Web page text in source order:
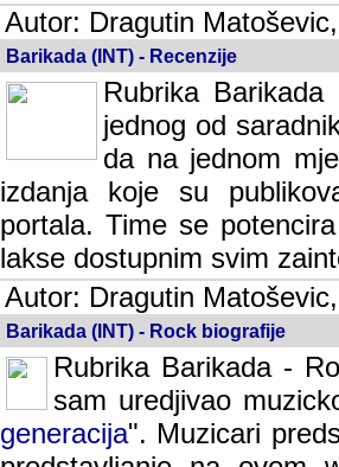
Autor: Dragutin
Barikada (INT) - Recenzije
Rubrika
jednog od
da na jednom
izdanja koje su
portala. Time se
lakse dostupnim svim
Autor: Dragutin
Barikada (INT) - Rock biografije
Rubrika Barikada -
sam uredjivao
generacija". Muzicari